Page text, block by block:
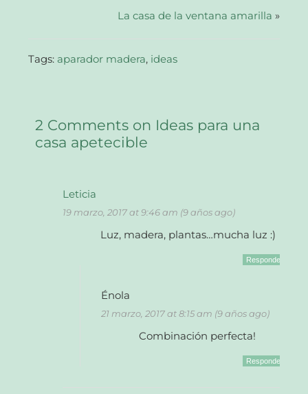
ventana
La casa de la ventana amarilla »
Tags: aparador madera, ideas
2 Comments on Ideas para una
casa apetecible
Leticia
19 marzo, 2017 at 9:46 am (9 años ago)
Luz, madera, plantas…mucha luz :)
Responder
Énola
21 marzo, 2017 at 8:15 am (9 años ago)
Combinación perfecta!
Responder